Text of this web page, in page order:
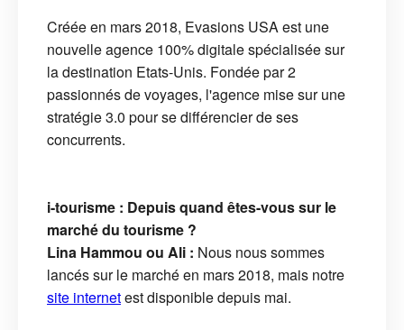
Créée en mars 2018, Evasions USA est une
nouvelle agence 100% digitale spécialisée sur
la destination Etats-Unis. Fondée par 2
passionnés de voyages, l'agence mise sur une
stratégie 3.0 pour se différencier de ses
concurrents.
i-tourisme : Depuis quand êtes-vous sur le
marché du tourisme ?
Lina Hammou ou Ali : Nous nous sommes
lancés sur le marché en mars 2018, mais notre
site internetest disponible depuis mai.